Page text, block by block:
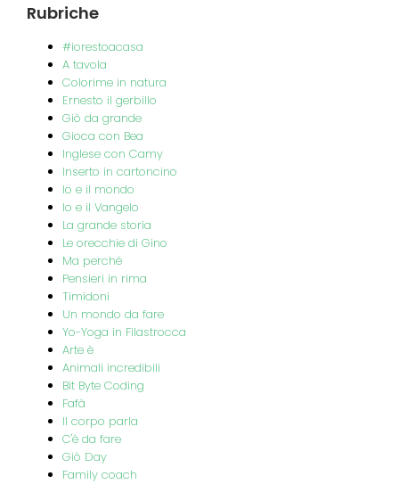
Rubriche
#iorestoacasa
A tavola
Colorime in natura
Ernesto il gerbillo
Giò da grande
Gioca con Bea
Inglese con Camy
Inserto in cartoncino
Io e il mondo
Io e il Vangelo
La grande storia
Le orecchie di Gino
Ma perché
Pensieri in rima
Timidoni
Un mondo da fare
Yo-Yoga in Filastrocca
Arte è
Animali incredibili
Bit Byte Coding
Fafà
Il corpo parla
C'è da fare
Giò Day
Family coach